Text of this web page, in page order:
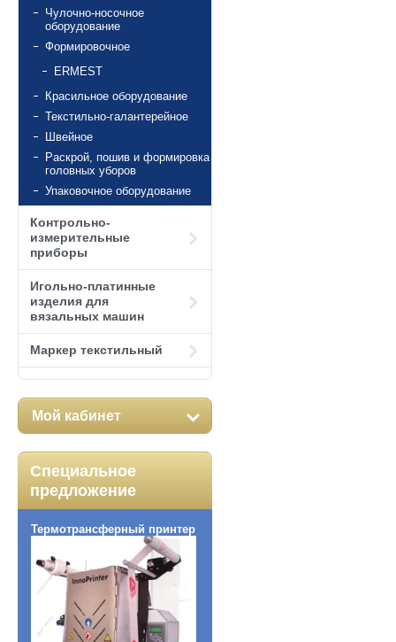
Чулочно-носочное
оборудование
Формировочное
ERMEST
Красильное оборудование
Текстильно-галантерейное
Швейное
Раскрой, пошив и формировка
головных уборов
Упаковочное оборудование
Контрольно-
измерительные
приборы
Игольно-платинные
изделия для
вязальных машин
Маркер текстильный
Мой кабинет
Специальное
предложение
Термотрансферный принтер